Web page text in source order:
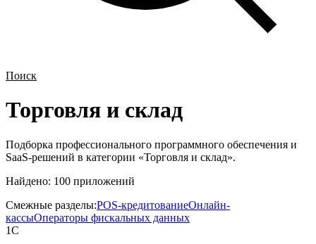
Поиск
Торговля и склад
Подборка профессионального программного обеспечения и
SaaS-решений в категории «Торговля и склад».
Найдено: 100 приложений
Смежные разделы:POS-кредитованиеОнлайн-
кассыОператоры фискальных данных
1С